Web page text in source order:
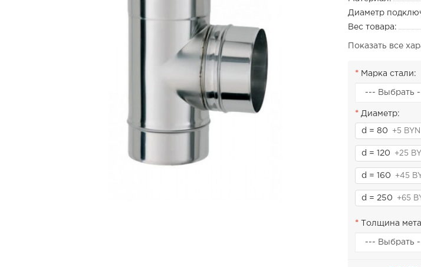
Диаметр
Вес товара:
Показать все
Марка стали:
Диаметр:
d = 80 +5 BYN
d = 120 +25
d = 160 +45
d = 250 +65
Толщина